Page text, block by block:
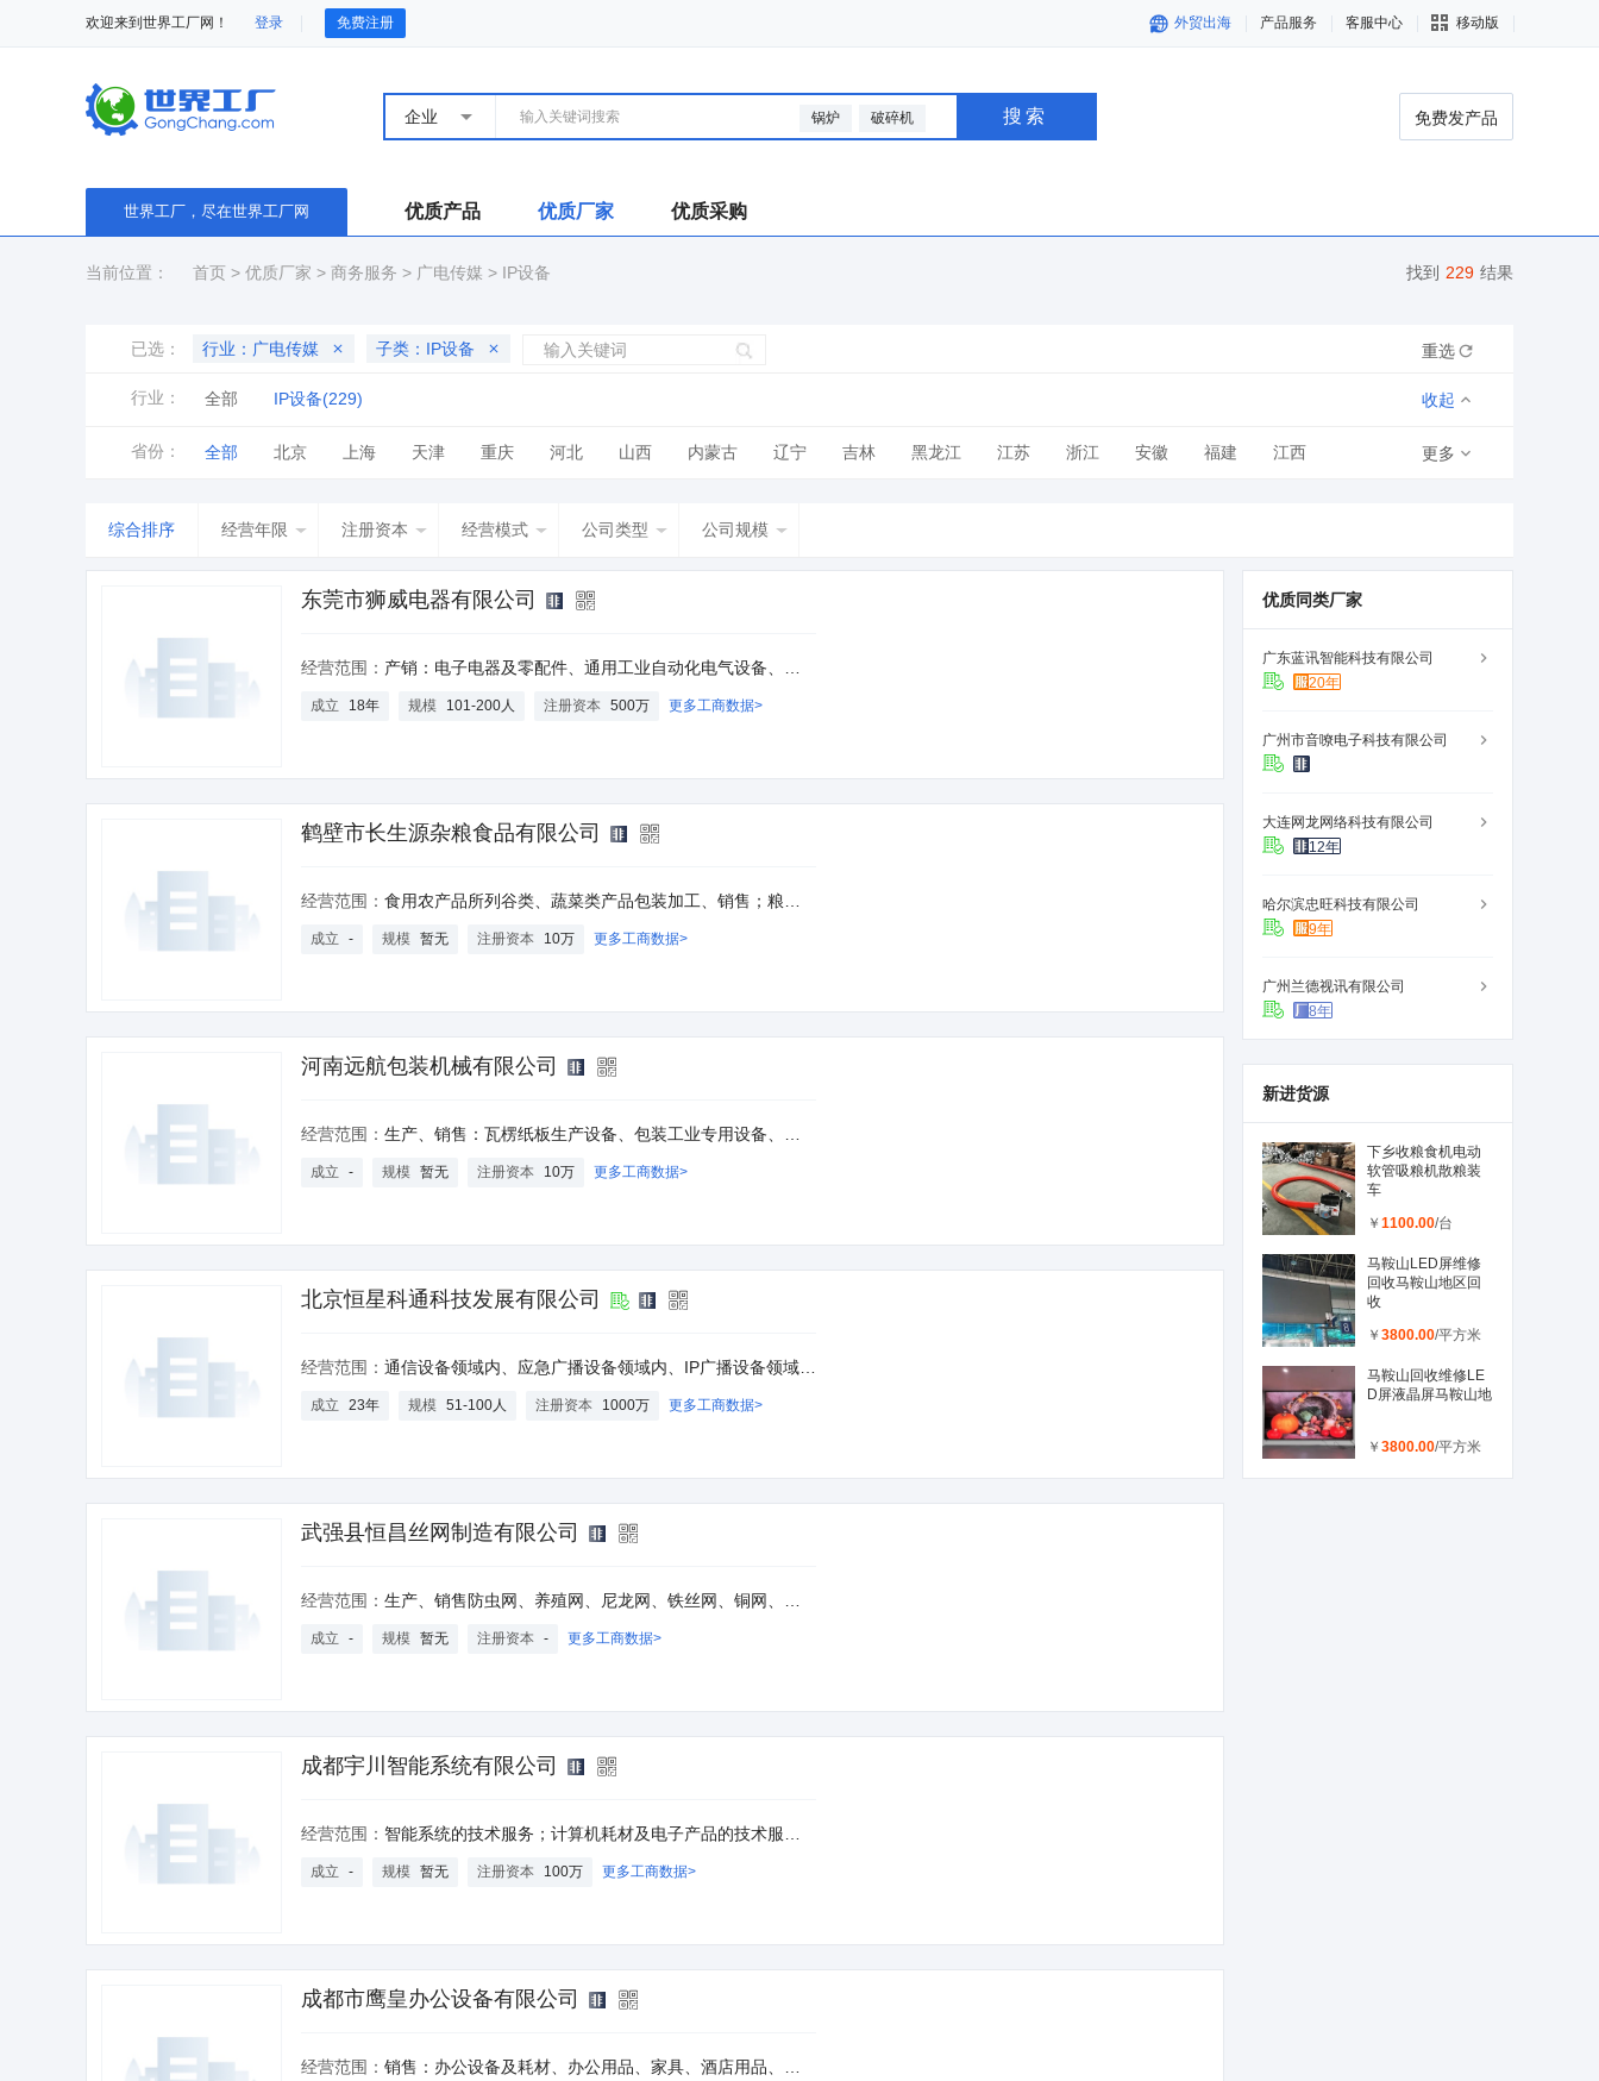
欢迎来到世界工厂网！ 登录 免费注册 外贸出海 产品服务 客服中心 移动版
企业 搜索
锅炉 破碎机 免费发产品
世界工厂，尽在世界工厂网 优质产品 优质厂家 优质采购
当前位置： 首页 > 优质厂家 > 商务服务 > 广电传媒 > IP设备 找到 229 结果
已选： 行业：广电传媒 子类：IP设备 重选
行业： 全部 IP设备(229) 收起
省份： 全部 北京 上海 天津 重庆 河北 山西 内蒙古 辽宁 吉林 黑龙江 江苏 浙江 安徽 福建 江西
台湾 香港 澳门
更多
综合排序 经营年限 注册资本 经营模式 公司类型 公司规模
东莞市狮威电器有限公司
经营范围： 产销：电子电器及零配件、通用工业自动化电气设备、通用工业电器设备；货物进出口、技术进出口。
成立 18年 规模 101-200人 注册资本 500万 更多工商数据>
鹤壁市长生源杂粮食品有限公司
经营范围： 食用农产品所列谷类、蔬菜类产品包装加工、销售；粮食购销。（依法须经相关部门审批或许可的，凭相关批准文件或许可证经营）
成立 - 规模 暂无 注册资本 10万 更多工商数据>
河南远航包装机械有限公司
经营范围： 生产、销售：瓦楞纸板生产设备、包装工业专用设备、印刷工业专用设备、建筑设备、化工工业专用设备、纸板、纸箱、机械配件、包装装潢印刷品；公司自营产品及技术的进出口业务
成立 - 规模 暂无 注册资本 10万 更多工商数据>
北京恒星科通科技发展有限公司
经营范围： 通信设备领域内、应急广播设备领域内、IP广播设备领域内、隧道广播设备领域内、调频广播领域内、广播电视监测设备领域内、智能机器人领域内、办公自动化设备领域内、广播系统软件领域内的技术开发、技术转让、技术服务、技术推广、技术培训；计算机系统服务；软件开发；专业承包；销售自行开发后的产品、通讯设备、专用设备、计算机、软件及辅助设备、五金交电、电子产品、机械设备、文化用品、体育用品（不含弩）。（市场主体依法自主选择经营项目，开展经营活动；依法须经批准的项目，经相关部门批准后依批准的内容开展经营活动；不得从事国家和本市产业政策禁止和限制类项目的经营活动。）
成立 23年 规模 51-100人 注册资本 1000万 更多工商数据>
武强县恒昌丝网制造有限公司
经营范围： 生产、销售防虫网、养殖网、尼龙网、铁丝网、铜网、造纸网、玻璃纤维网、不锈钢网、丝网线材、建筑材料、金属制品、五金制品、塑料制品、本企业产品的进出口业务（法律法规禁止的不得经营，应取得前置审批的项目未获批准前不得经营）
成立 - 规模 暂无 注册资本 - 更多工商数据>
成都宇川智能系统有限公司
经营范围： 智能系统的技术服务；计算机耗材及电子产品的技术服务及销售；计算机软硬件研发、销售及技术咨询、技术服务；计算机系统集成；销售：电子产品、仪器仪表及配件、五金交电、通讯设备、办公用品、IC卡及IC卡读写机、金属制品；信息系统集成；软件研发技术服务；建筑智能化工程、弱电工程设计与施工（凭资质证书经营）。（依法须经批准的项目，经相关部门批准后方可展开经营活动）。
成立 - 规模 暂无 注册资本 100万 更多工商数据>
成都市鹰皇办公设备有限公司
经营范围： 销售：办公设备及耗材、办公用品、家具、酒店用品、教学设备、塑料制品、摄影器材、体育用品、五金交电、制冷设备、家用电器、电脑及配件、金属材料（不含稀贵金属）、汽摩配件、电子产品、数码产品、电子元器件、灯具、电线电缆、标识标牌、厨房设备、机械设备、机电设备、建辅建材、服装鞋帽、箱包、日用百货、仪器仪表、环保机械设备、照明设备、石材、化工产品（不含危险品）、健身器材；经营第一类、第二类无需许可的医疗器械；通信设备批发零售（不含无线电发射设备）；计算机技术开发、技术服务、技术咨询；绿化养护，绿化工程设计及施工。（依法须经批准的项目，经相关部门批准后方可开展经营活动）。
优质同类厂家
广东蓝讯智能科技有限公司
20年
广州市音嘹电子科技有限公司
大连网龙网络科技有限公司
12年
哈尔滨忠旺科技有限公司
9年
广州兰德视讯有限公司
8年
新进货源
下乡收粮食机电动
软管吸粮机散粮装
车
￥ 1100.00/台
马鞍山LED屏维修
回收马鞍山地区回
收
￥ 3800.00/平方米
马鞍山回收维修LE
D屏液晶屏马鞍山地
￥ 3800.00/平方米